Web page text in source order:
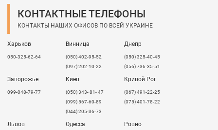
КОНТАКТНЫЕ ТЕЛЕФОНЫ
КОНТАКТЫ НАШИХ ОФИСОВ ПО ВСЕЙ УКРАИНЕ
Харьков
050-325-62-64
Винница
(050) 402-95-52
(097) 202-10-22
Днепр
(050) 325-40-45
(056) 736-35-51
Запорожье
099-048-79-77
Киев
(050) 343- 81- 47
(099) 567-60-89
(044) 205-36-73
Кривой Рог
(067) 491-22-25
(075) 401-78-22
Львов Одесса Ровно